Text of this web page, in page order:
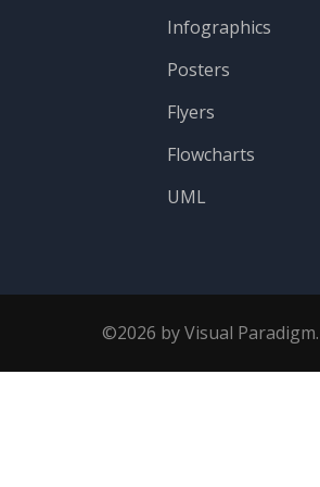
Infographics
Posters
Flyers
Flowcharts
UML
©2026 by Visual